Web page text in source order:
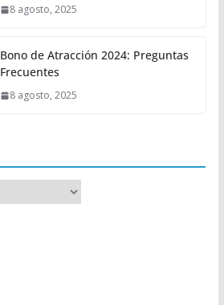
8 agosto, 2025
Bono de Atracción 2024: Preguntas
Frecuentes
8 agosto, 2025